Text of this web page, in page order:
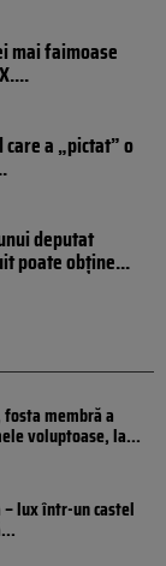
mai faimoase
a „pictat” o
deputat
poate obține...
fosta membră a
voluptoase, la...
– lux într-un castel